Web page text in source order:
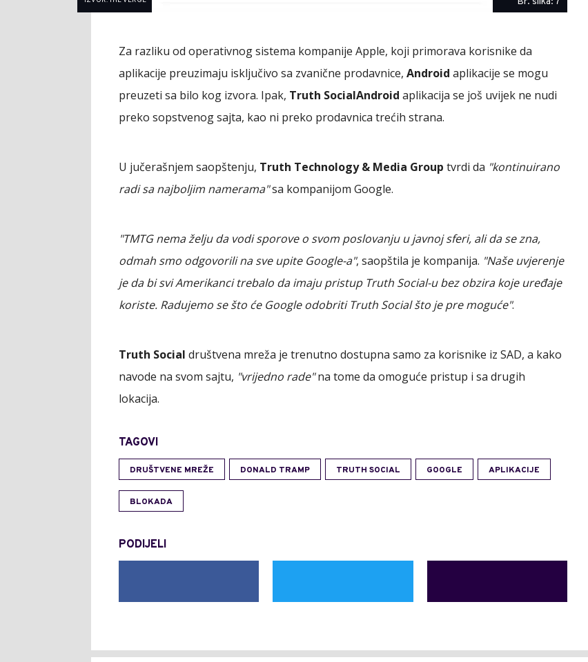
Za razliku od operativnog sistema kompanije Apple, koji primorava korisnike da
aplikacije preuzimaju isključivo sa zvanične prodavnice, Android aplikacije se mogu
preuzeti sa bilo kog izvora. Ipak, Truth SocialAndroid aplikacija se još uvijek ne nudi
preko sopstvenog sajta, kao ni preko prodavnica trećih strana.
U jučerašnjem saopštenju, Truth Technology & Media Group tvrdi da "kontinuirano
radi sa najboljim namerama"sa kompanijom Google.
"TMTG nema želju da vodi sporove o svom poslovanju u javnoj sferi, ali da se zna,
odmah smo odgovorili na sve upite Google-a", saopštila je kompanija. "Naše uvjerenje
je da bi svi Amerikanci trebalo da imaju pristup Truth Social-u bez obzira koje uređaje
koriste. Radujemo se što će Google odobriti Truth Social što je pre moguće".
Truth Social društvena mreža je trenutno dostupna samo za korisnike iz SAD, a kako
navode na svom sajtu, "vrijedno rade"na tome da omoguće pristup i sa drugih
lokacija.
TAGOVI
DRUŠTVENE MREŽE DONALD TRAMP TRUTH SOCIAL GOOGLE APLIKACIJE
BLOKADA
PODIJELI